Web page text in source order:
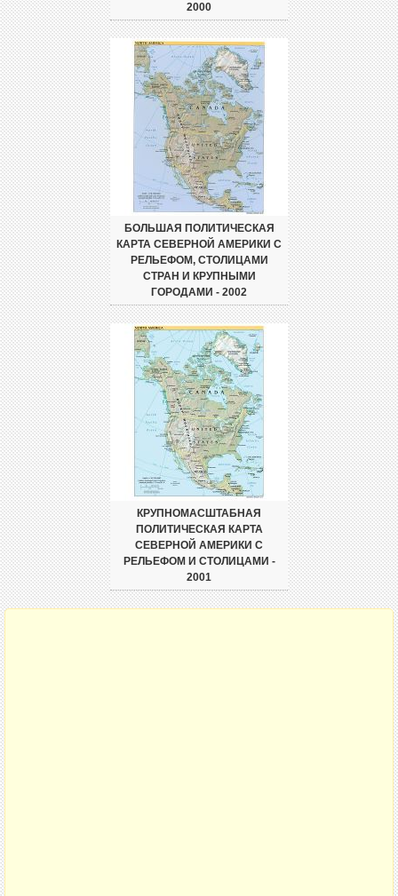
2000
БОЛЬШАЯ ПОЛИТИЧЕСКАЯ
КАРТА СЕВЕРНОЙ АМЕРИКИ С
РЕЛЬЕФОМ, СТОЛИЦАМИ
СТРАН И КРУПНЫМИ
ГОРОДАМИ - 2002
КРУПНОМАСШТАБНАЯ
ПОЛИТИЧЕСКАЯ КАРТА
СЕВЕРНОЙ АМЕРИКИ С
РЕЛЬЕФОМ И СТОЛИЦАМИ -
2001